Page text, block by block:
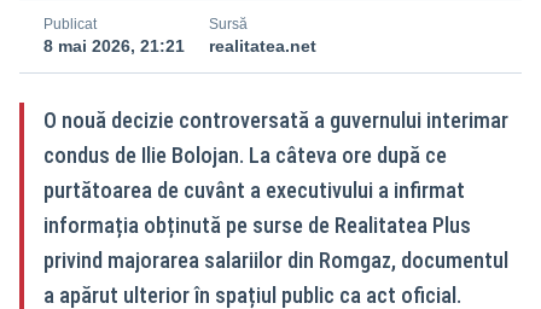
Publicat
8 mai 2026, 21:21
Sursă
realitatea.net
O nouă decizie controversată a guvernului interimar
condus de Ilie Bolojan. La câteva ore după ce
purtătoarea de cuvânt a executivului a infirmat
informația obținută pe surse de Realitatea Plus
privind majorarea salariilor din Romgaz, documentul
a apărut ulterior în spațiul public ca act oficial.